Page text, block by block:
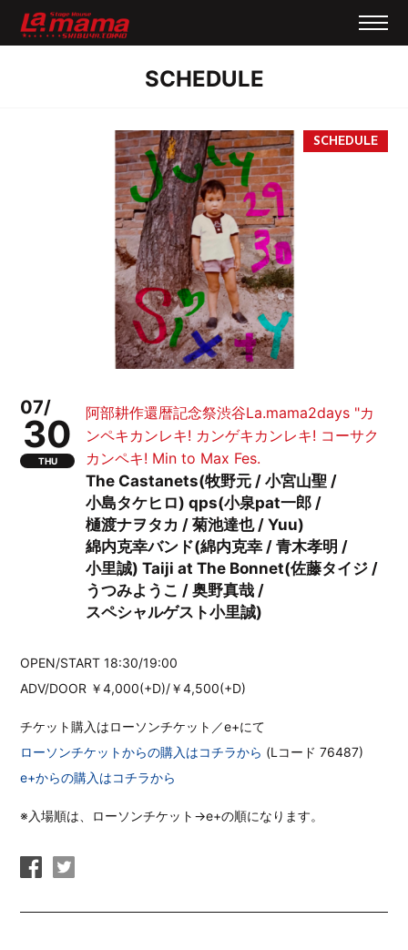
SCHEDULE
07/
30
THU
阿部耕作還暦記念祭渋谷La.mama2days "カ
ンペキカンレキ! カンゲキカンレキ! コーサク
カンペキ! Min to Max Fes.
The Castanets(牧野元 / 小宮山聖 /
小島タケヒロ) qps(小泉pat一郎 /
樋渡ナヲタカ / 菊池達也 / Yuu)
綿内克幸バンド(綿内克幸 / 青木孝明 /
小里誠) Taiji at The Bonnet(佐藤タイジ /
うつみようこ / 奥野真哉 /
スペシャルゲスト小里誠)
OPEN/START 18:30/19:00
ADV/DOOR ￥4,000(+D)/￥4,500(+D)
チケット購入はローソンチケット／e+にて
ローソンチケットからの購入はコチラから (Lコード 76487)
e+からの購入はコチラから
※入場順は、ローソンチケット→e+の順になります。